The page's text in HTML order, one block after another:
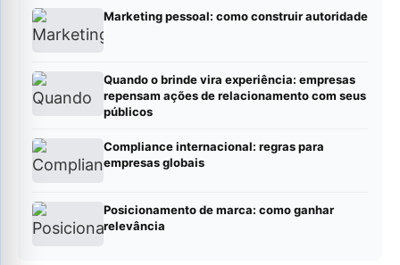
Marketing pessoal: como construir autoridade
Quando o brinde vira experiência: empresas
repensam ações de relacionamento com seus
públicos
Compliance internacional: regras para
empresas globais
Posicionamento de marca: como ganhar
relevância